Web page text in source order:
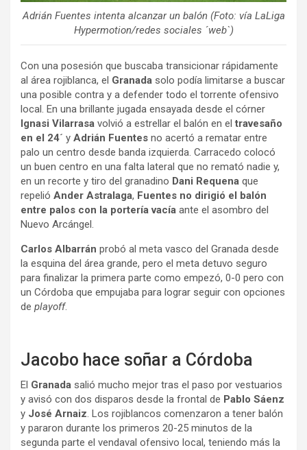
Adrián Fuentes intenta alcanzar un balón (Foto: vía LaLiga
Hypermotion/redes sociales ´web`)
Con una posesión que buscaba transicionar rápidamente
al área rojiblanca, el Granada solo podía limitarse a buscar
una posible contra y a defender todo el torrente ofensivo
local. En una brillante jugada ensayada desde el córner
Ignasi Vilarrasa volvió a estrellar el balón en el travesaño
en el 24´ y Adrián Fuentes no acertó a rematar entre
palo un centro desde banda izquierda. Carracedo colocó
un buen centro en una falta lateral que no remató nadie y,
en un recorte y tiro del granadino Dani Requena que
repelió Ander Astralaga, Fuentes no dirigió el balón
entre palos con la portería vacía ante el asombro del
Nuevo Arcángel.
Carlos Albarrán probó al meta vasco del Granada desde
la esquina del área grande, pero el meta detuvo seguro
para finalizar la primera parte como empezó, 0-0 pero con
un Córdoba que empujaba para lograr seguir con opciones
de playoff.
Jacobo hace soñar a Córdoba
El Granada salió mucho mejor tras el paso por vestuarios
y avisó con dos disparos desde la frontal de Pablo Sáenz
y José Arnaiz. Los rojiblancos comenzaron a tener balón
y pararon durante los primeros 20-25 minutos de la
segunda parte el vendaval ofensivo local, teniendo más la